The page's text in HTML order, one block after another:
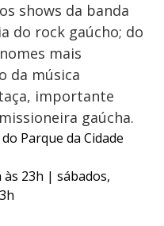
shows da banda
do rock gaúcho; do
mais
da música
importante
gaúcha.
Parque da Cidade
às 23h | sábados,